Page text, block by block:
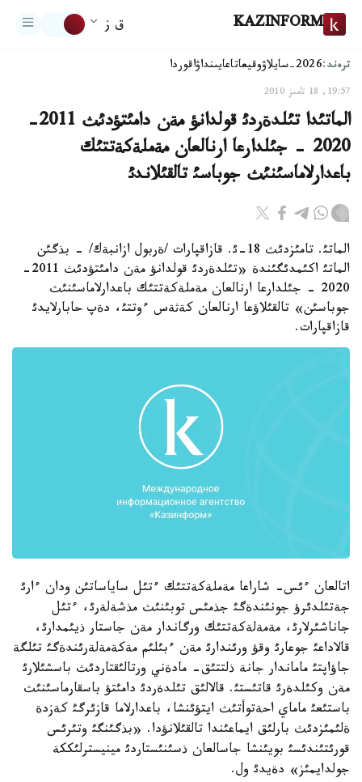
KAZINFORM ق ز
ترەند:2026-سايلاۋ وقيعاتاعايىنداۋاقوردا
19:57, 18 تامىز 2010
الماتئدا تئلدةردئ قولدانؤ مةن دامئتؤدئث 2011-
2020 - جئلدارعا ارنالعان مةملةكةتتئك
باعدارلاماسئنئث جوباسئ تالقئلاندئ
الماتئ. تامئزدئث 18-ئ. قازاقپارات /ةربول ازانبةك/ - بذگئن
الماتئ اكئمدئگئندة «تئلدةردئ قولدانؤ مةن دامئتؤدئث 2011-
2020 - جئلدارعا ارنالعان مةملةكةتتئك باعدارلاماسئنئث
جوباسئن» تالقئلاؤعا ارنالعان كةثةس ءوتتئ، دةپ حابارلايدئ
قازاقپارات.
اتالعان ءئس- شاراعا مةملةكةتتئك ءتئل ساياساتئن ودان ءارئ
جةتئلدئرؤ جونئندةگئ جذمئس توبئنئث مذشةلةرئ، ءتئل
جاناشئرلارئ، مةمةلةكةتتئك ورگاندار مةن جاستار ذيئمدارئ،
قالاداعئ جوعارئ وقؤ ورئندارئ مةن ءبئلئم مةكةمةلةرئندةگئ تئلگة
جاؤاپتئ ماماندار جانة ذلتتئق- مادةني ورتالئقتاردئث باسشئلارئ
مةن وكئلدةرئ قاتئستئ. قالالئق تئلدةردئ دامئتؤ باسقارماسئنئث
باستئعئ ماماي احةتوأتئث ايتؤئنشا، باعدارلاما قازئرگئ كةزدة
ةلئمئزدئث بارلئق ايماعئندا تالقئلانؤدا. «بذگئنگئ وتئرئس
قورئتئندئسئ بويئنشا جاسالعان ذسئنئستاردئ مينيسترلئككة
جولدايمئز» دةيدئ ول.